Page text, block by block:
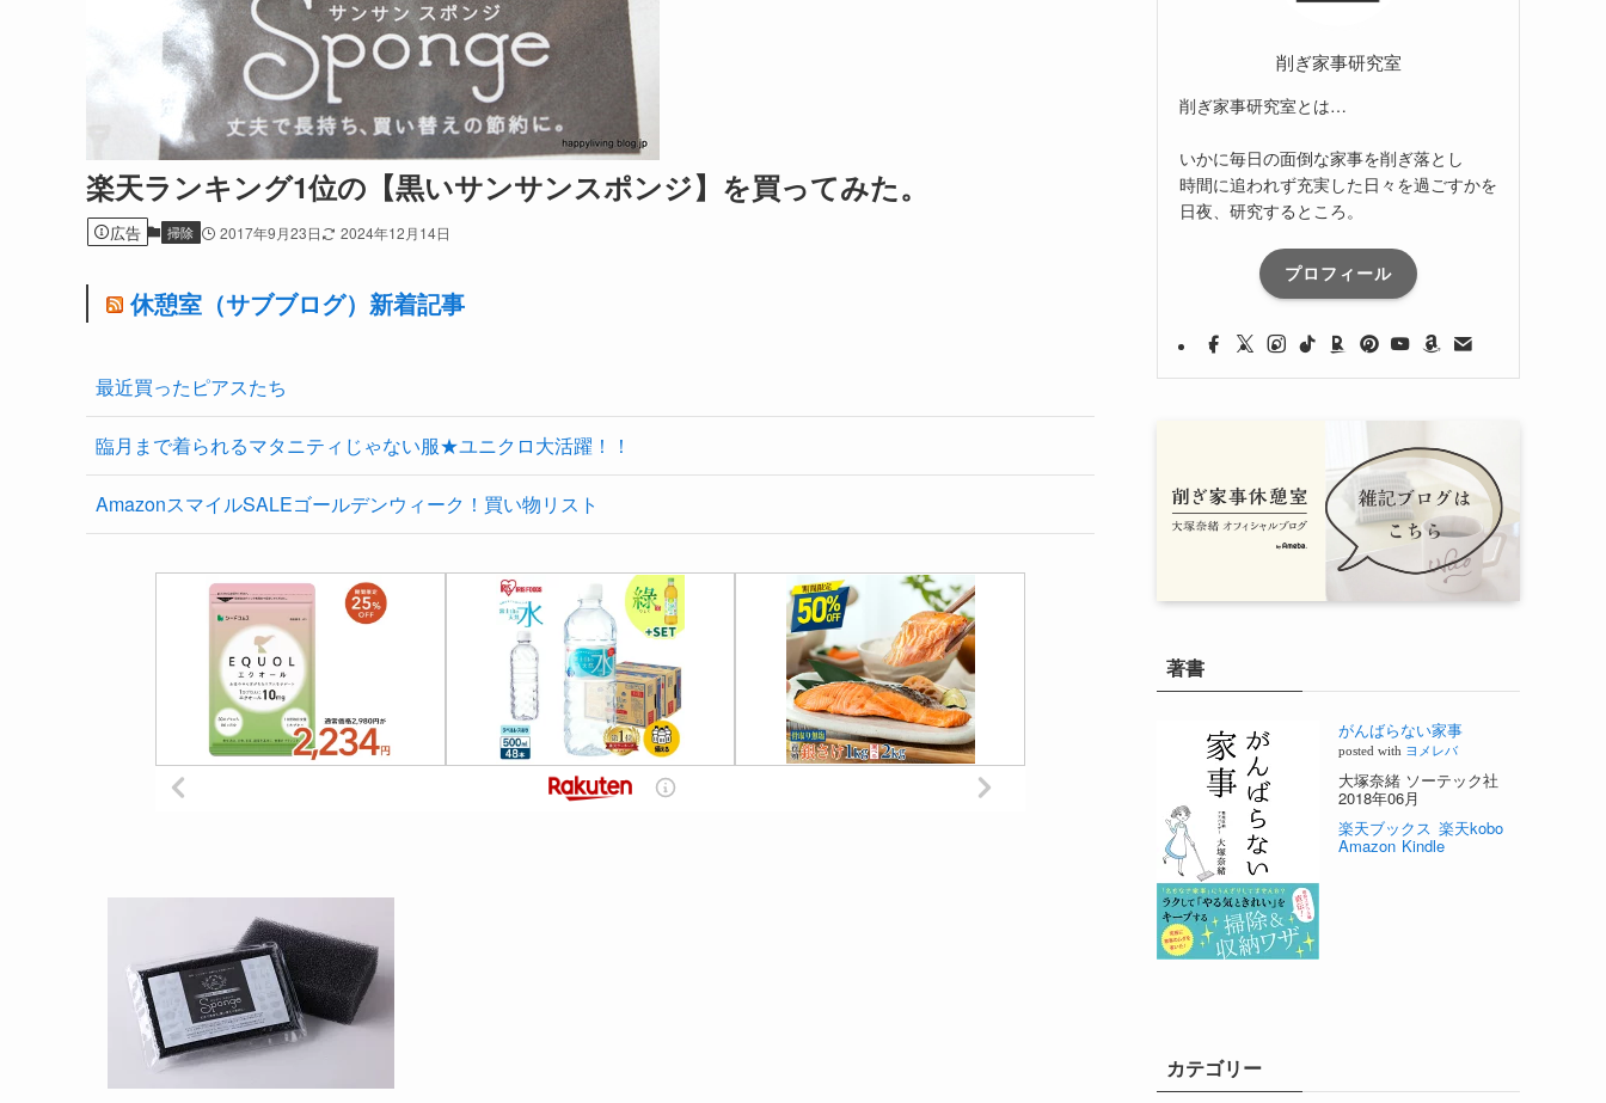
楽天ランキング1位の【黒いサンサンスポンジ】を買ってみた。
広告 掃除 2017年9月23日 2024年12月14日
休憩室（サブブログ）新着記事
最近買ったピアスたち
臨月まで着られるマタニティじゃない服★ユニクロ大活躍！！
AmazonスマイルSALEゴールデンウィーク！買い物リスト
削ぎ家事研究室
削ぎ家事研究室とは…
いかに毎日の面倒な家事を削ぎ落とし
時間に追われず充実した日々を過ごすかを
日夜、研究するところ。
プロフィール
著書
がんばらない家事
posted with ヨメレバ
大塚奈緒 ソーテック社
2018年06月
楽天ブックス 楽天kobo
Amazon Kindle
カテゴリー